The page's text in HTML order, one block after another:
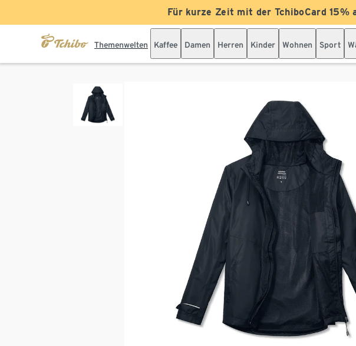
Für kurze Zeit mit der TchiboCard
Themenwelten Kaffee Damen Herren Kinder Wohnen Sport